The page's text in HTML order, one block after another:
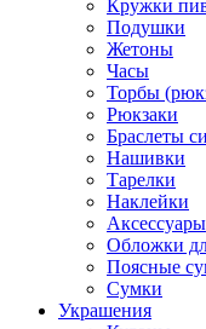
Кружки
Подушки
Жетоны
Часы
Торбы
Рюкзаки
Браслеты
Нашивки
Тарелки
Наклейки
Аксессуары
Обложки
Поясные
Сумки
Украшения